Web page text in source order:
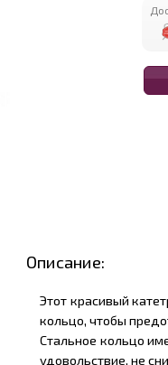
Описание:
Этот красивый
кольцо, чтобы
Стальное кольцо
удовольствие, не